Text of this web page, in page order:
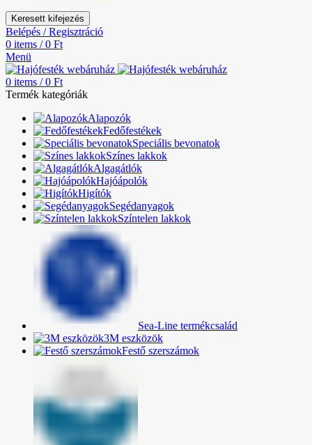
Keresett kifejezés
Belépés / Regisztráció
0 items / 0 Ft
Menü
0 items / 0 Ft
Termék kategóriák
Alapozók
Fedőfestékek
Speciális bevonatok
Színes lakkok
Algagátlók
Hajóápolók
Higítók
Segédanyagok
Színtelen lakkok
Sea-Line termékcsalád
3M eszközök
Festő szerszámok